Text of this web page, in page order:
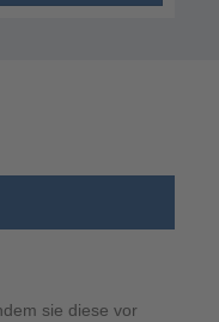
sie diese vor